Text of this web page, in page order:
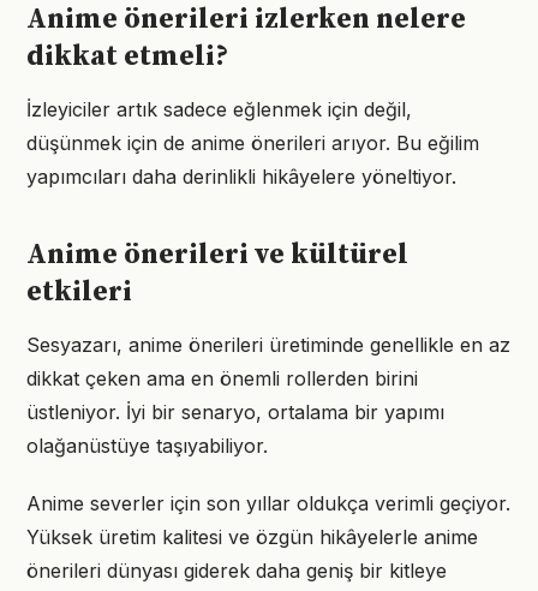
Anime önerileri izlerken nelere
dikkat etmeli?
İzleyiciler artık sadece eğlenmek için değil,
düşünmek için de anime önerileri arıyor. Bu eğilim
yapımcıları daha derinlikli hikâyelere yöneltiyor.
Anime önerileri ve kültürel
etkileri
Sesyazarı, anime önerileri üretiminde genellikle en az
dikkat çeken ama en önemli rollerden birini
üstleniyor. İyi bir senaryo, ortalama bir yapımı
olağanüstüye taşıyabiliyor.
Anime severler için son yıllar oldukça verimli geçiyor.
Yüksek üretim kalitesi ve özgün hikâyelerle anime
önerileri dünyası giderek daha geniş bir kitleye